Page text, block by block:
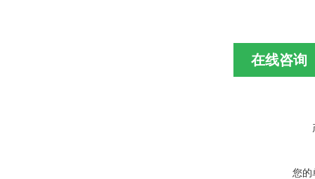
在线咨询
您的